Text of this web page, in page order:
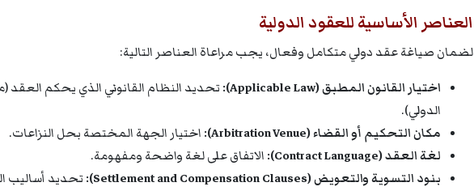
العناصر الأساسية للعقود الدولية
لضمان صياغة عقد دولي متكامل وفعال، يجب مراعاة العناصر التالية:
اختيار القانون المطبق (Applicable Law):
تحديد النظام القانوني الذي يحكم العقد
الدولي).
مكان التحكيم أو القضاء (Arbitration Venue):
اختيار الجهة المختصة بحل النزاعات.
لغة العقد (Contract Language):
الاتفاق على لغة واضحة ومفهومة.
بنود التسوية والتعويض (Settlement and Compensation Clauses):
تحديد أساليب